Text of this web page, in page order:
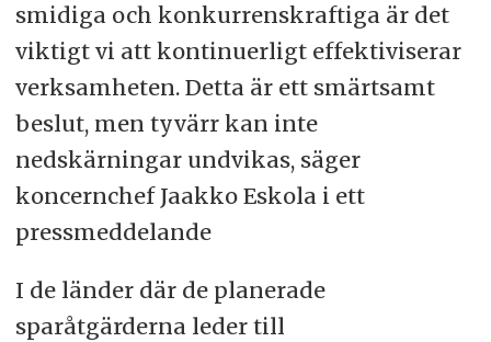
smidiga och konkurrenskraftiga är det
viktigt vi att kontinuerligt effektiviserar
verksamheten. Detta är ett smärtsamt
beslut, men tyvärr kan inte
nedskärningar undvikas, säger
koncernchef Jaakko Eskola i ett
pressmeddelande
I de länder där de planerade
sparåtgärderna leder till